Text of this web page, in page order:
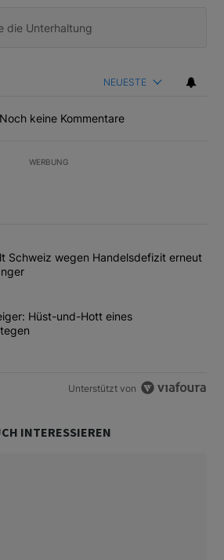
NEUESTE
Noch keine Kommentare
WERBUNG
Liste der am meisten kommentierten
Titel "Trump stellt Schweiz wegen
Schweiz wegen Handelsdefizit erneut
Titel "SMI-Aufsteiger: Hüst-und-Hott
Hüst-und-Hott eines
Unterstützt von
INTERESSIEREN